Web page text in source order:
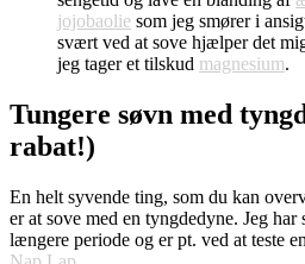
jojobaolie som jeg smører i
svært ved at sove hjælper det
jeg tager et tilskud magnesium.
Tungere søvn med
rabat!)
En helt syvende ting, som du kan
er at sove med en tyngdedyne. Jeg
længere periode og er pt. ved at teste